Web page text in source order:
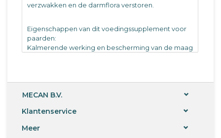
verzwakken en de darmflora verstoren.
Eigenschappen van dit voedingssupplement voor
paarden:
Kalmerende werking en bescherming van de maag
voor maagzweren of met antibiotica of
ontstekingsremmende behandelingen die de
beheersen en voorkomt daarom de ontwikkeling
MECAN B.V.
Klantenservice
Meer